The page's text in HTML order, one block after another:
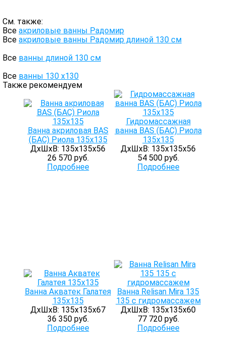
См. также:
Все акриловые ванны Радомир
Все акриловые ванны Радомир длиной 130 см
Все ванны длиной 130 см
Все ванны 130 х130
Также рекомендуем
Ванна акриловая BAS
(БАС) Риола 135х135
ДхШхВ: 135х135х56
26 570 руб.
Подробнее
Гидромассажная
ванна BAS (БАС) Риола
135х135
ДхШхВ: 135х135х56
54 500 руб.
Подробнее
Ванна Акватек Галатея
135х135
ДхШхВ: 135х135х67
36 350 руб.
Подробнее
Ванна Relisan Mira 135
135 с гидромассажем
ДхШхВ: 135х135х60
77 720 руб.
Подробнее